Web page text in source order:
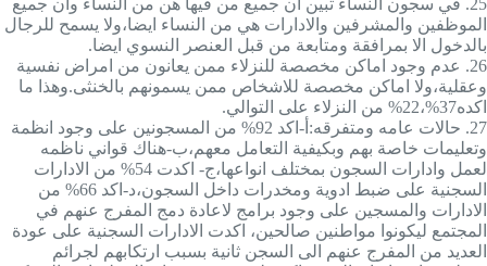
25. في سجون النساء تبين ان جميع من فيها هن من النساء وان جميع
الموظفين والمشرفين والادارات هي من النساء ايضا،ولا يسمح للرجال
بالدخول الا بمرافقة ومتابعة من قبل العنصر النسوي ايضا.
26.
عدم وجود اماكن مخصصة للنزلاء ممن يعانون من امراض نفسية
وعقلية،ولا اماكن مخصصة للاشخاص ممن يسمونهم بالخنثى.وهذا ما
اكده37%،22% من النزلاء على التوالي.
27.
حالات عامه ومتفرقه:أ-اكد 92% من المسجونين على وجود انظمة
وتعليمات خاصة بهم وبكيفية التعامل معهم،ب-هناك قواني ناظمه
لعمل وادارات السجون بمختلف انواعها،ج- اكدت 54% من الادارات
السجنية على ضبط ادوية ومخدرات داخل السجون،د-اكد 66% من
الادارات والمسجين على وجود برامج لاعادة دمج المفرج عنهم في
المجتمع ليكونوا مواطنين صالحين، اكدت الادارات السجنية على عودة
العديد من المفرج عنهم الى السجن ثانية بسبب ارتكابهم لجرائم